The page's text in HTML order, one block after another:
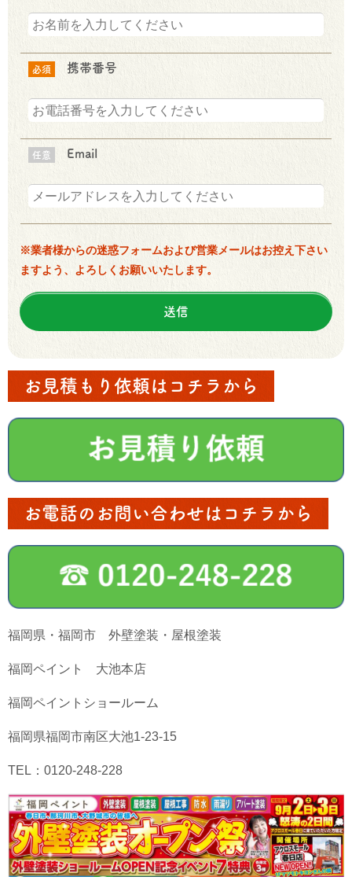
必須 携帯番号
任意 Email
※業者様からの迷惑フォームおよび営業メールはお控え下さい
ますよう、よろしくお願いいたします。
お見積もり依頼はコチラから
お電話のお問い合わせはコチラから
福岡県・福岡市 外壁塗装・屋根塗装
福岡ペイント 大池本店
福岡ペイントショールーム
福岡県福岡市南区大池1-23-15
TEL：0120-248-228